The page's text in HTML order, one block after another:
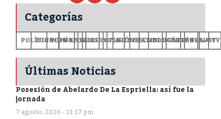
Categorías
POLÍTICA
ECONOMÍA
MUNDODEPORTES
SALUDCIENCIA
OPINIÓN
GENERALES
TECNOLOGÍA
EDUCACIÓN
CULTURA+CV
Últimas Noticias
Posesión de Abelardo De La Espriella: así fue la
jornada
7 agosto, 2026 - 11:17 pm